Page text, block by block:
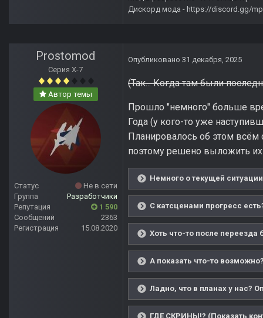
Дискорд мода - https://discord.gg/
Prostomod
Серия Х-7
Автор темы
Статус
Не в сети
Группа
Разработчики
Репутация
1 590
Сообщений
2363
Регистрация
15.08.2020
Опубликовано 31 декабря, 2025
(Так... Когда там были
Прошло "немного" больше
Года (у кого-то уже
Планировалось об этом всём
поэтому решено выложить их
Немного о текущей
С катсценами прогресс
Хоть что-то после
А показать что-то
Ладно, что в планах у нас?
ГДЕ СКРИНЫ!? (Показать